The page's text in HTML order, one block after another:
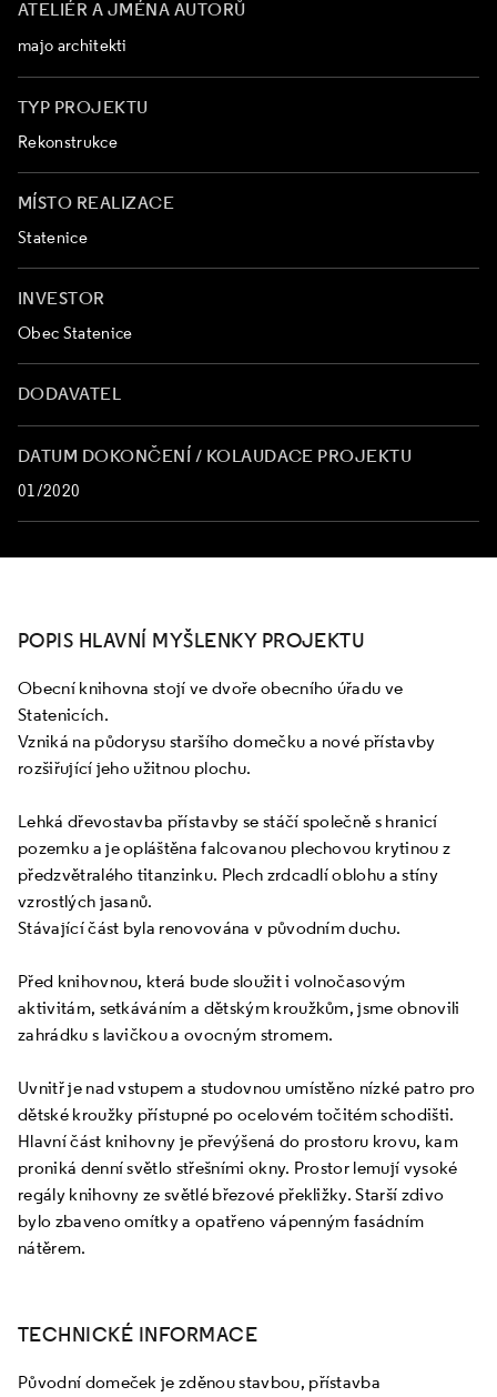
ATELIÉR A JMÉNA AUTORŮ
majo architekti
TYP PROJEKTU
Rekonstrukce
MÍSTO REALIZACE
Statenice
INVESTOR
Obec Statenice
DODAVATEL
DATUM DOKONČENÍ / KOLAUDACE PROJEKTU
01/2020
POPIS HLAVNÍ MYŠLENKY PROJEKTU
Obecní knihovna stojí ve dvoře obecního úřadu ve
Statenicích.
Vzniká na půdorysu staršího domečku a nové přístavby
rozšiřující jeho užitnou plochu.
Lehká dřevostavba přístavby se stáčí společně s hranicí
pozemku a je opláštěna falcovanou plechovou krytinou z
předzvětralého titanzinku. Plech zrdcadlí oblohu a stíny
vzrostlých jasanů.
Stávající část byla renovována v původním duchu.
Před knihovnou, která bude sloužit i volnočasovým
aktivitám, setkáváním a dětským kroužkům, jsme obnovili
zahrádku s lavičkou a ovocným stromem.
Uvnitř je nad vstupem a studovnou umístěno nízké patro pro
dětské kroužky přístupné po ocelovém točitém schodišti.
Hlavní část knihovny je převýšená do prostoru krovu, kam
proniká denní světlo střešními okny. Prostor lemují vysoké
regály knihovny ze světlé březové překližky. Starší zdivo
bylo zbaveno omítky a opatřeno vápenným fasádním
nátěrem.
TECHNICKÉ INFORMACE
Původní domeček je zděnou stavbou, přístavba